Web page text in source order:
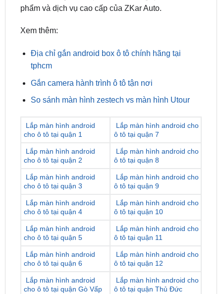
Xem thêm:
Địa chỉ gắn android box ô tô chính hãng tại
Gắn camera hành trình ô tô tận nơi
Lắp màn hình android
Lắp màn hình android cho
Lắp màn hình android
cho ô tô tại quận 2
Lắp màn hình android cho
ô tô tại quận 8
Lắp màn hình android
cho ô tô tại quận 3
Lắp màn hình android cho
ô tô tại quận 9
Lắp màn hình android
cho ô tô tại quận 4
Lắp màn hình android cho
ô tô tại quận 10
Lắp màn hình android
cho ô tô tại quận 5
Lắp màn hình android cho
ô tô tại quận 11
Lắp màn hình android
cho ô tô tại quận 6
Lắp màn hình android cho
ô tô tại quận 12
Lắp màn hình android
cho ô tô tại quận Gò Vấp
Lắp màn hình android cho
ô tô tại quận Thủ Đức
Lắp màn hình android
cho ô tô tại quận Tân Bình
Lắp màn hình android cho
ô tô tại quận Bình Tân